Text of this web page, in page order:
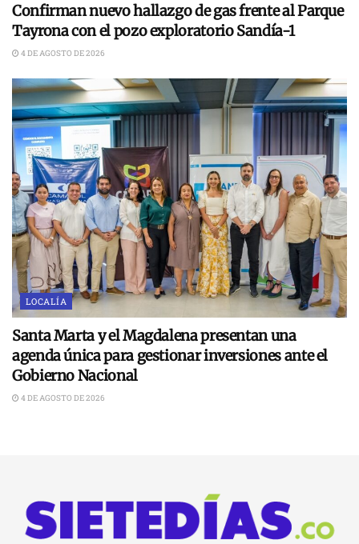
Confirman nuevo hallazgo de gas frente al Parque
Tayrona con el pozo exploratorio Sandía-1
4 DE AGOSTO DE 2026
LOCALÍA
Santa Marta y el Magdalena presentan una
agenda única para gestionar inversiones ante el
Gobierno Nacional
4 DE AGOSTO DE 2026